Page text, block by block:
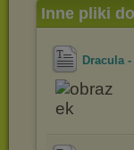
Inne pliki
Dracula